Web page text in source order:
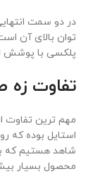
در دو سمت
توان بالای آن
پلکسی با پوشش
تفاوت زه
مهم ترین تفاوت
استایل بوده که
شاهد هستیم که
محصول بسیار